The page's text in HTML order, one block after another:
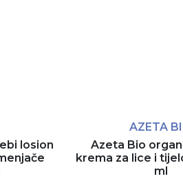
losion
AZETA
Azeta Bio
krema za lice i
ml